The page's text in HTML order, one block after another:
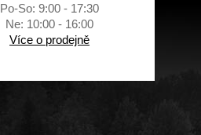
Po-So: 9:00 - 17:30
Ne: 10:00 - 16:00
Více o prodejně